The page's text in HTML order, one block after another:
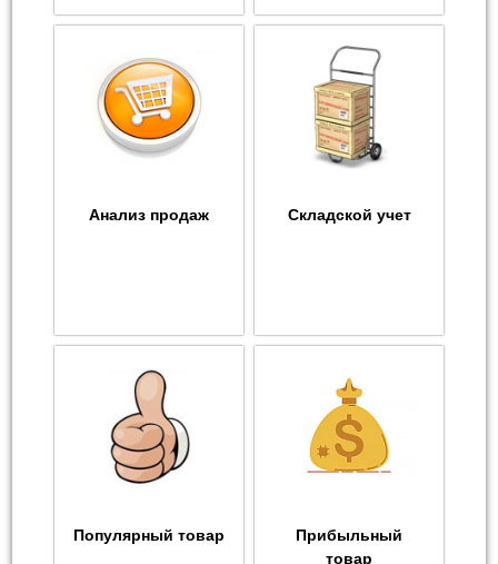
Анализ продаж Складской учет
Популярный товар
Прибыльный
товар